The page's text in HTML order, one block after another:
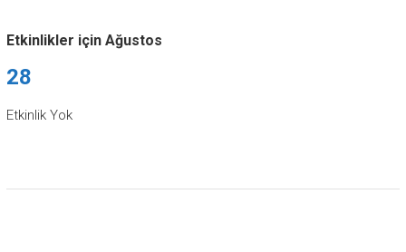
Etkinlikler için Ağustos
28
Etkinlik Yok